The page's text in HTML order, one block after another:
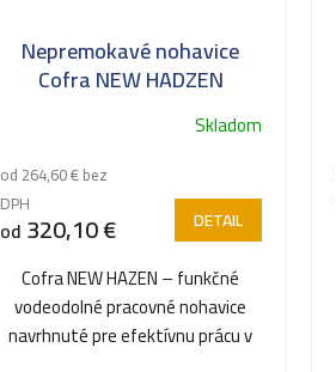
Nepremokavé nohavice
Cofra NEW HADZEN
Skladom
od 264,60 € bez
DPH
od 320,10 € DETAIL
Cofra NEW HAZEN – funkčné
vodeodolné pracovné nohavice
navrhnuté pre efektívnu prácu v